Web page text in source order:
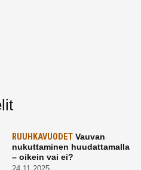
RUUHKAVUODETVauvan
nukuttaminen huudattamalla
– oikein vai ei?